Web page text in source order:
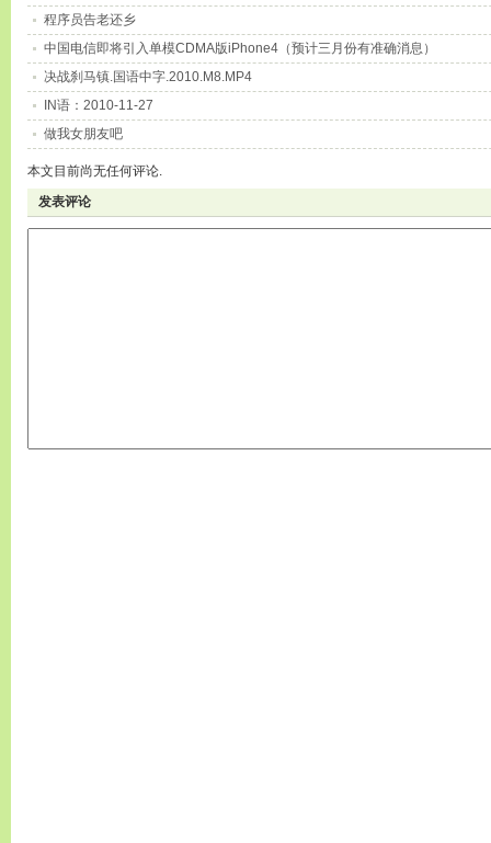
程序员告老还乡
中国电信即将引入单模CDMA版iPhone4（预计三月份有准确消息）
决战刹马镇.国语中字.2010.M8.MP4
IN语：2010-11-27
做我女朋友吧
本文目前尚无任何评论.
发表评论